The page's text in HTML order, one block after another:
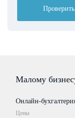
Проверить
Малому
Онлайн-
Цены